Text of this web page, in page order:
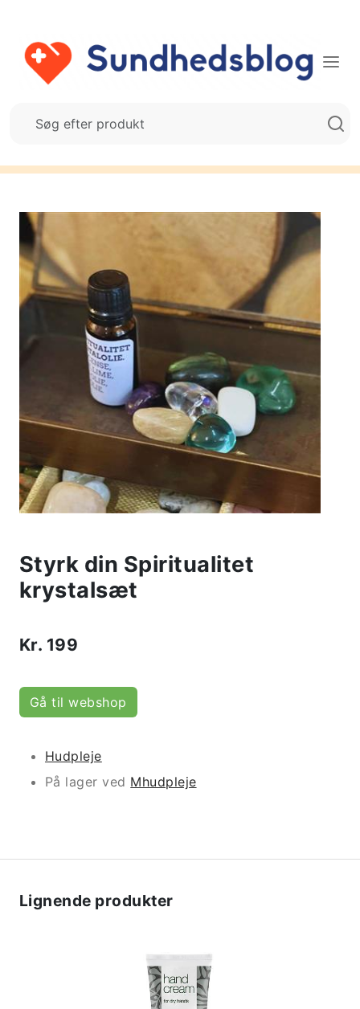
Styrk din Spiritualitet
krystalsæt
Kr. 199
Gå til webshop
Hudpleje
På lager ved Mhudpleje
Lignende produkter